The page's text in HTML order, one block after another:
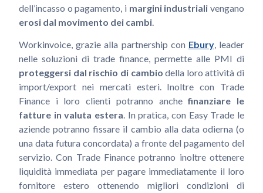
dell’incasso o pagamento, i margini industrialivengano
erosi dal movimento dei cambi
Workinvoice, grazie alla partnership con Ebury, leader
nelle soluzioni di trade finance, permette alle PMI di
proteggersi dal rischio di cambio della loro attività di
import/export nei mercati esteri. Inoltre con Trade
Finance i loro clienti potranno anchefinanziare le
fatture in valuta estera. In pratica, con Easy Trade le
aziende potranno fissare il cambio alla data odierna (o
una data futura concordata) a fronte del pagamento del
servizio. Con Trade Finance potranno inoltre ottenere
liquidità immediata per pagare immediatamente il loro
fornitore estero ottenendo migliori condizioni di